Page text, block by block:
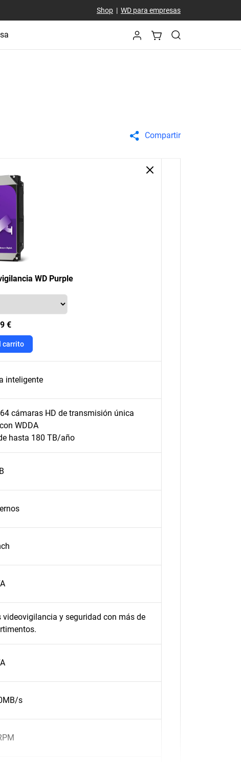
Shop| WD para empresas
Compartir
WD Purple
€
carrito
inteligente
cámaras HD de transmisión única
WDDA
hasta 180 TB/año
y seguridad con más de
s